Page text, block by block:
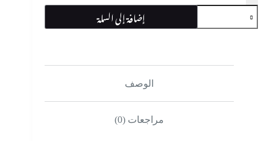
كمية
استيك
2
إضافة إلى السلة
الوصف
مراجعات (0)